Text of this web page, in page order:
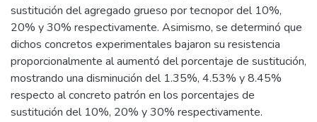
sustitución del agregado grueso por tecnopor del 10%,
20% y 30% respectivamente. Asimismo, se determinó que
dichos concretos experimentales bajaron su resistencia
proporcionalmente al aumentó del porcentaje de sustitución,
mostrando una disminución del 1.35%, 4.53% y 8.45%
respecto al concreto patrón en los porcentajes de
sustitución del 10%, 20% y 30% respectivamente.